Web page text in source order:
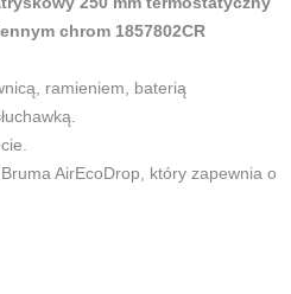
chrom 1857802CR
ramieniem, baterią
AirEcoDrop, który zapewnia o